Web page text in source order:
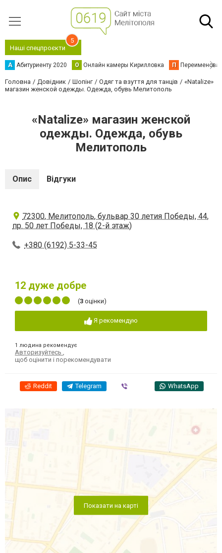
Наші спецпроєкти
5
А Абитуриенту 2020 О Онлайн камеры Кирилловка П
Головна Довідник Шопінг Одяг та взуття для танців
«Natalize»
магазин женской одежды. Одежда, обувь Мелитополь
«Natalize» магазин женской
одежды. Одежда, обувь
Мелитополь
Опис Відгуки
72300, Мелитополь, бульвар 30 летия Победы, 44,
пр. 50 лет Победы, 18 (2-й этаж)
+380 (6192) 5-33-45
12 дуже добре
(3 оцінки)
Я рекомендую
1 людина рекомендує
Авторизуйтесь
щоб оцінити і порекомендувати
Reddit Telegram WhatsApp
Показати на карті